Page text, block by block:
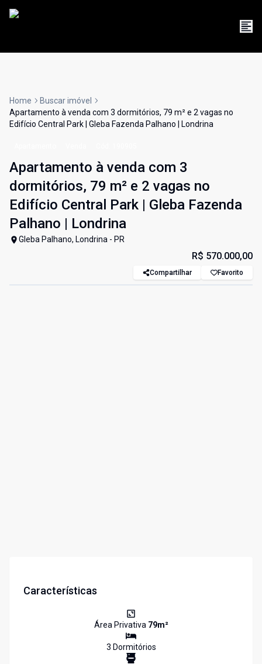
Home
Buscar imóvel
Apartamento à venda com 3 dormitórios, 79 m² e 2 vagas no
Edifício Central Park | Gleba Fazenda Palhano | Londrina
Apartamento à venda com 3
dormitórios, 79 m² e 2 vagas no
Edifício Central Park | Gleba Fazenda
Palhano | Londrina
Gleba Palhano, Londrina - PR
R$ 570.000,00
Compartilhar Favorito
Características
Área Privativa 79m²
3 Dormitórios